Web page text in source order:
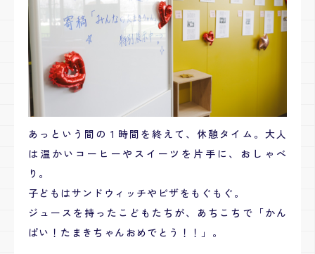
あっという間の１時間を終えて、休憩タイム。大人
は温かいコーヒーやスイーツを片手に、おしゃべ
り。
子どもはサンドウィッチやピザをもぐもぐ。
ジュースを持ったこどもたちが、あちこちで「かん
ぱい！たまきちゃんおめでとう！！」。